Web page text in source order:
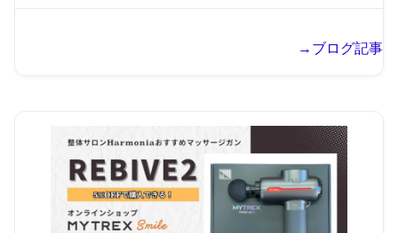
→ブログ記事